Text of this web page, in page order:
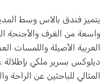
يتميز فندق بالاس وسط
واسعة من الغرف والأجنحة
العربية الأصيلة واللمسات
ديلوكس بسرير ملكي بإطلالة
المثالي للباحثين عن الراحة